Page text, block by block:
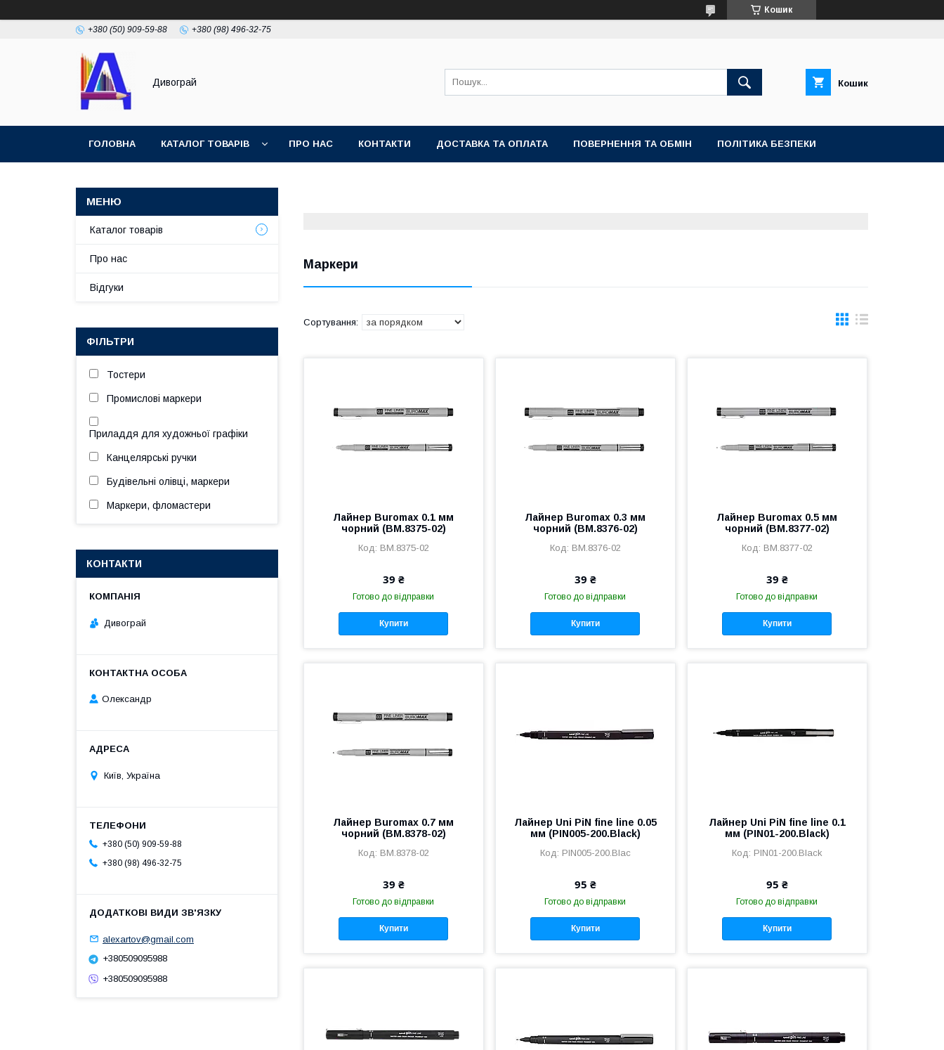
Кошик
+380 (50) 909-59-88 +380 (98) 496-32-75
Дивограй Кошик
ГОЛОВНА КАТАЛОГ ТОВАРІВ ПРО НАС КОНТАКТИ ДОСТАВКА ТА ОПЛАТА ПОВЕРНЕННЯ ТА ОБМІН ПОЛІТИКА БЕЗПЕКИ
Маркери
Лайнер Buromax 0.1 мм
чорний (BM.8375-02)
BM.8375-02
39 ₴
Готово до відправки
Купити
Лайнер Buromax 0.3 мм
чорний (BM.8376-02)
BM.8376-02
39 ₴
Готово до відправки
Купити
Лайнер Buromax 0.5 мм
чорний (BM.8377-02)
BM.8377-02
39 ₴
Готово до відправки
Купити
Лайнер Buromax 0.7 мм
чорний (BM.8378-02)
BM.8378-02
39 ₴
Готово до відправки
Купити
Лайнер Uni PiN fine line 0.05
мм (PIN005-200.Black)
PIN005-200.Blac
95 ₴
Готово до відправки
Купити
Лайнер Uni PiN fine line 0.1
мм (PIN01-200.Black)
PIN01-200.Black
95 ₴
Готово до відправки
Купити
Каталог товарів
Про нас
Відгуки
ФІЛЬТРИ
Тостери
Промислові маркери
Приладдя для художньої графіки
Канцелярські ручки
Будівельні олівці, маркери
Маркери, фломастери
КОНТАКТИ
Дивограй
Олександр
Київ, Україна
+380 (50) 909-59-88
+380 (98) 496-32-75
alexartov@gmail.com
+380509095988
+380509095988